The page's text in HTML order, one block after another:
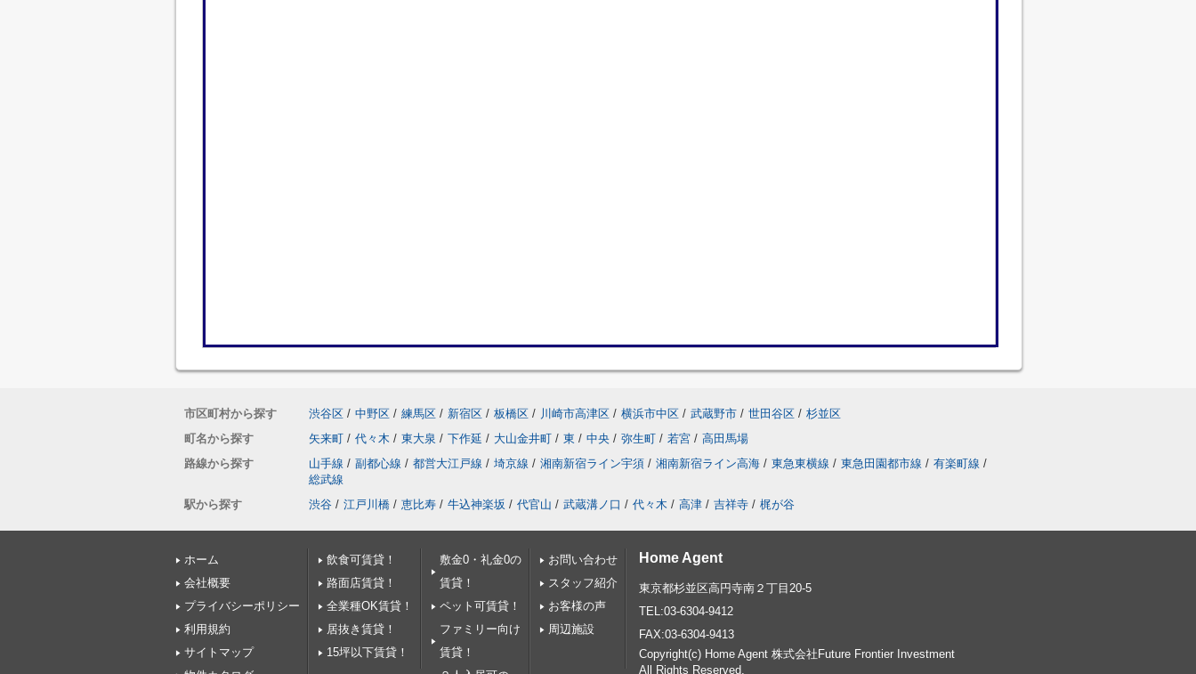
市区町村から探す 渋谷区 / 中野区 / 練馬区 / 新宿区 / 板橋区 / 川崎市高津区 / 横浜市中区 / 武蔵野市 / 世田谷区 / 杉並区
町名から探す
矢来町 / 代々木 / 東大泉 / 下作延 / 大山金井町 / 東 / 中央 / 弥生町 / 若宮 / 高田馬場
路線から探す
山手線 / 副都心線 / 都営大江戸線 / 埼京線 / 湘南新宿ライン宇須 / 湘南新宿ライン高海 / 東急東横線 / 東急田園都市線 / 有楽町線 /
総武線
駅から探す
渋谷 / 江戸川橋 / 恵比寿 / 牛込神楽坂 / 代官山 / 武蔵溝ノ口 / 代々木 / 高津 / 吉祥寺 / 梶が谷
ホーム
会社概要
プライバシーポリシー
利用規約
サイトマップ
飲食可賃貸！
路面店賃貸！
全業種OK賃貸！
居抜き賃貸！
15坪以下賃貸！
敷金0・礼金0の
賃貸！
ペット可賃貸！
ファミリー向け
賃貸！
お問い合わせ
スタッフ紹介
お客様の声
周辺施設
Home Agent
東京都杉並区高円寺南２丁目20-5
TEL:03-6304-9412
FAX:03-6304-9413
Copyright(c) Home Agent 株式会社Future Frontier Investment
All Rights Reserved.